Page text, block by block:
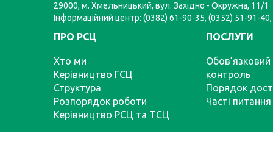
29000, м. Хмельницький, вул. Західно - Окружна, 11/1
Інформаційний центр: (0382) 61-90-35, (0352) 51-91-
ПРО РСЦ
Хто ми
Керівництво ГСЦ
Структура
Розпорядок роботи
Керівництво РСЦ та ТСЦ
ПОСЛУГИ
Обов’язковий
контроль
Порядок
Часті питання